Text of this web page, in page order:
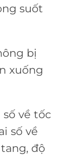
suốt
bị
xuống
số về tốc
số về
độ